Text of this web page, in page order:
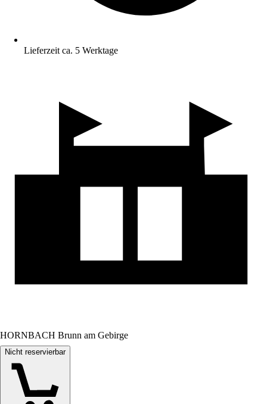
Lieferzeit ca. 5 Werktage
HORNBACH Brunn am Gebirge
Nicht reservierbar